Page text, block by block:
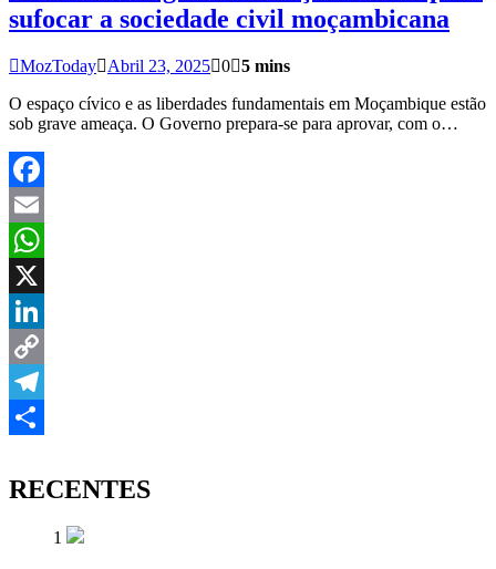
sufocar a sociedade civil moçambicana
MozToday Abril 23, 2025 0 5 mins
O espaço cívico e as liberdades fundamentais em Moçambique estão
sob grave ameaça. O Governo prepara-se para aprovar, com o…
Facebook
Email
WhatsApp
X
LinkedIn
Copy
Link
Telegram
RECENTES
1